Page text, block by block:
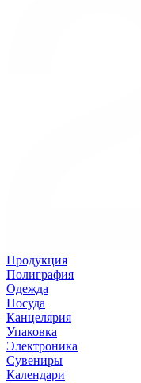
Продукция
Полиграфия
Одежда
Посуда
Канцелярия
Упаковка
Электроника
Сувениры
Календари